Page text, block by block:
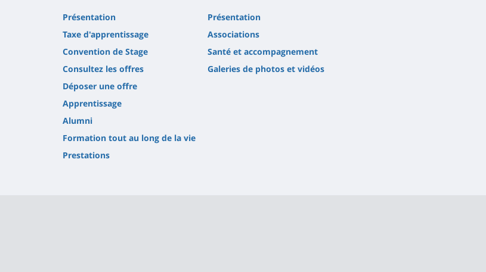
Présentation
Taxe d'apprentissage
Convention de Stage
Consultez les offres
Déposer une offre
Apprentissage
Alumni
Formation tout au long de la vie
Prestations
Présentation
Associations
Santé et accompagnement
Galeries de photos et vidéos